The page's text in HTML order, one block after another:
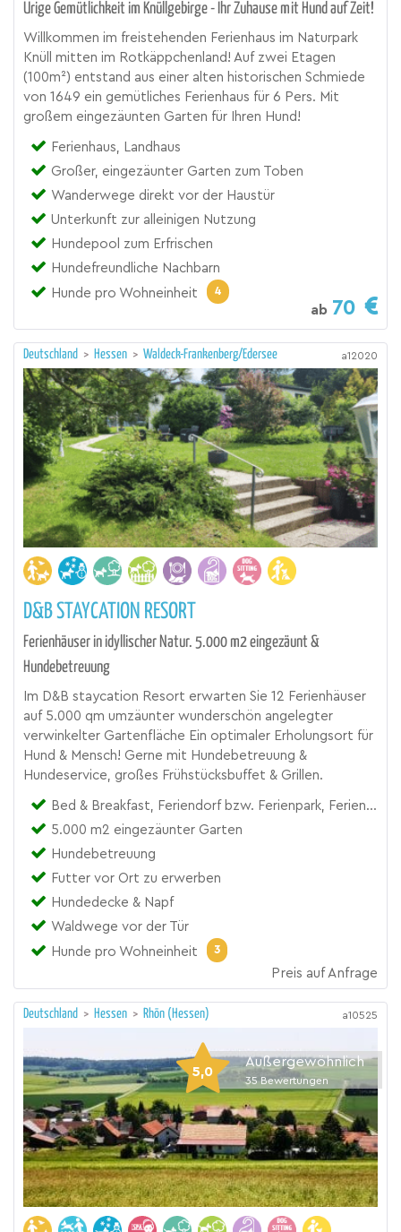
Urige Gemütlichkeit im Knüllgebirge - Ihr Zuhause mit Hund auf Zeit!
Willkommen im freistehenden Ferienhaus im Naturpark
Knüll mitten im Rotkäppchenland! Auf zwei Etagen
(100m²) entstand aus einer alten historischen Schmiede
von 1649 ein gemütliches Ferienhaus für 6 Pers. Mit
großem eingezäunten Garten für Ihren Hund!
Ferienhaus, Landhaus
Großer, eingezäunter Garten zum Toben
Wanderwege direkt vor der Haustür
Unterkunft zur alleinigen Nutzung
Hundepool zum Erfrischen
Hundefreundliche Nachbarn
Hunde pro Wohneinheit
4
ab 70
Deutschland > Hessen > Waldeck-Frankenberg/Edersee a12020
D&B STAYCATION RESORT
Ferienhäuser in idyllischer Natur. 5.000 m2 eingezäunt &
Hundebetreuung
Im D&B staycation Resort erwarten Sie 12 Ferienhäuser
auf 5.000 qm umzäunter wunderschön angelegter
verwinkelter Gartenfläche Ein optimaler Erholungsort für
Hund & Mensch! Gerne mit Hundebetreuung &
Hundeservice, großes Frühstücksbuffet & Grillen.
Bed & Breakfast, Feriendorf bzw. Ferienpark, Ferienhaus, Ferienhof, Gasthof, Urlaubsresort
5.000 m2 eingezäunter Garten
Hundebetreuung
Futter vor Ort zu erwerben
Hundedecke & Napf
Waldwege vor der Tür
Hunde pro Wohneinheit
3
Preis auf Anfrage
Deutschland > Hessen > Rhön (Hessen) a10525
5,0
Außergewöhnlich
35 Bewertungen